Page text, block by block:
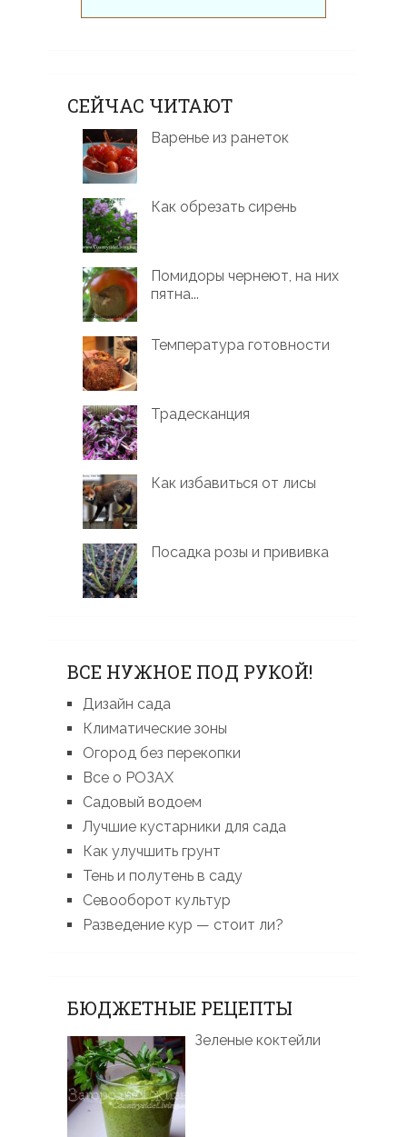
СЕЙЧАС ЧИТАЮТ
Варенье из ранеток
Как обрезать сирень
Помидоры чернеют, на них
пятна...
Температура готовности
Традесканция
Как избавиться от лисы
Посадка розы и прививка
ВСЕ НУЖНОЕ ПОД РУКОЙ!
Дизайн сада
Климатические зоны
Огород без перекопки
Все о РОЗАХ
Садовый водоем
Лучшие кустарники для сада
Как улучшить грунт
Тень и полутень в саду
Севооборот культур
Разведение кур — стоит ли?
БЮДЖЕТНЫЕ РЕЦЕПТЫ
Зеленые коктейли